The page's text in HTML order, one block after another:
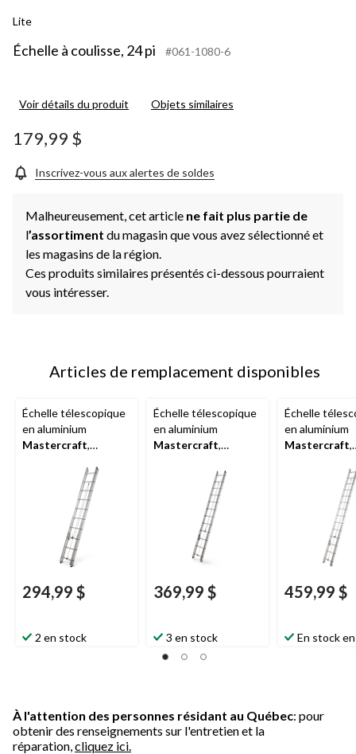
Lite
Échelle à coulisse, 24 pi #061-1080-6
Voir détails du produit Objets similaires
179,99 $
Inscrivez-vous aux alertes de soldes
Malheureusement, cet article ne fait plus partie de
l’assortiment du magasin que vous avez sélectionné et
les magasins de la région.
Ces produits similaires présentés ci-dessous pourraient
vous intéresser.
Articles de remplacement disponibles
Échelle télescopique
en aluminium
Mastercraft,
294,99 $
2 en stock
Échelle télescopique
en aluminium
Mastercraft,
369,99 $
3 en stock
Échelle
en aluminium
Mastercraft,
459,99 $
En stock
À l'attention des personnes résidant au Québec: pour
obtenir des renseignements sur l'entretien et la
réparation, cliquez ici.